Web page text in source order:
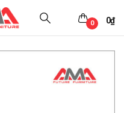
0₫
0